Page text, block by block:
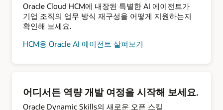
Oracle Cloud HCM에 내장된 특별한 AI 에이전트가
기업 조직의 업무 방식 재구성을 어떻게 지원하는지
확인해 보세요.
HCM용 Oracle AI 에이전트 살펴보기
어디서든 역량 개발 여정을 시작해 보세요.
Oracle Dynamic Skills의 새로운 오픈 스킬